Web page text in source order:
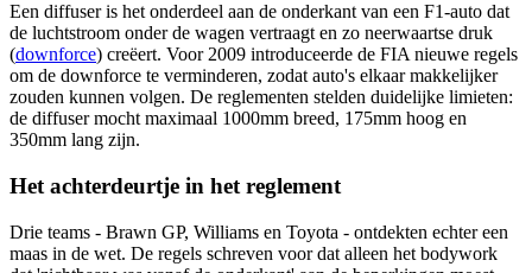
Een diffuser is het onderdeel aan de onderkant van een F1-auto dat
de luchtstroom onder de wagen vertraagt en zo neerwaartse druk
(downforce) creëert. Voor 2009 introduceerde de FIA nieuwe regels
om de downforce te verminderen, zodat auto's elkaar makkelijker
zouden kunnen volgen. De reglementen stelden duidelijke limieten:
de diffuser mocht maximaal 1000mm breed, 175mm hoog en
350mm lang zijn.
Het achterdeurtje in het reglement
Drie teams - Brawn GP, Williams en Toyota - ontdekten echter een
maas in de wet. De regels schreven voor dat alleen het bodywork